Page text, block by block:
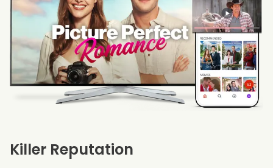
Killer Reputation